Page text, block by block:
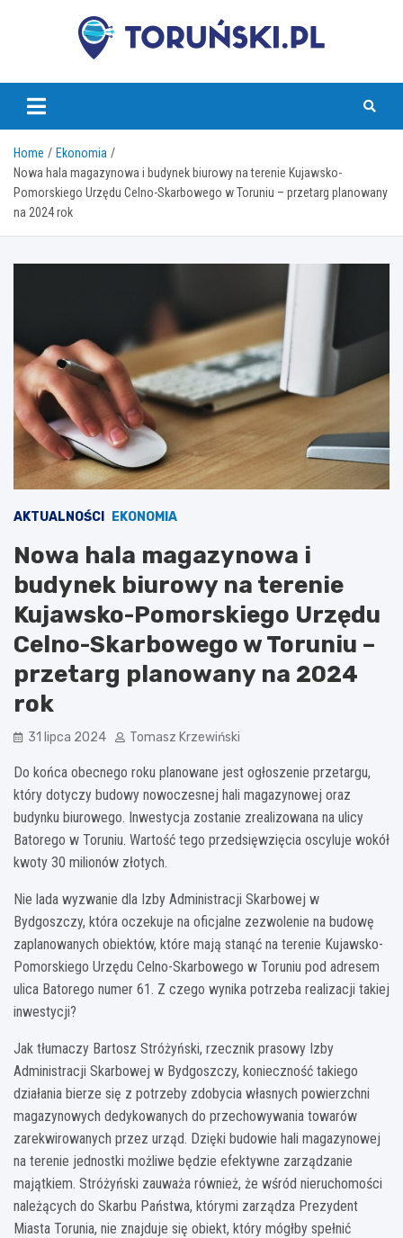
torunski.pl
Home
Ekonomia
Nowa hala magazynowa i budynek biurowy na terenie Kujawsko-
Pomorskiego Urzędu Celno-Skarbowego w Toruniu – przetarg planowany
na 2024 rok
AKTUALNOŚCI EKONOMIA
Nowa hala magazynowa i
budynek biurowy na terenie
Kujawsko-Pomorskiego Urzędu
Celno-Skarbowego w Toruniu –
przetarg planowany na 2024
rok
31 lipca 2024 Tomasz Krzewiński
Do końca obecnego roku planowane jest ogłoszenie przetargu,
który dotyczy budowy nowoczesnej hali magazynowej oraz
budynku biurowego. Inwestycja zostanie zrealizowana na ulicy
Batorego w Toruniu. Wartość tego przedsięwzięcia oscyluje wokół
kwoty 30 milionów złotych.
Nie lada wyzwanie dla Izby Administracji Skarbowej w
Bydgoszczy, która oczekuje na oficjalne zezwolenie na budowę
zaplanowanych obiektów, które mają stanąć na terenie Kujawsko-
Pomorskiego Urzędu Celno-Skarbowego w Toruniu pod adresem
ulica Batorego numer 61. Z czego wynika potrzeba realizacji takiej
inwestycji?
Jak tłumaczy Bartosz Stróżyński, rzecznik prasowy Izby
Administracji Skarbowej w Bydgoszczy, konieczność takiego
działania bierze się z potrzeby zdobycia własnych powierzchni
magazynowych dedykowanych do przechowywania towarów
zarekwirowanych przez urząd. Dzięki budowie hali magazynowej
na terenie jednostki możliwe będzie efektywne zarządzanie
majątkiem. Stróżyński zauważa również, że wśród nieruchomości
należących do Skarbu Państwa, którymi zarządza Prezydent
Miasta Torunia, nie znajduje się obiekt, który mógłby spełnić